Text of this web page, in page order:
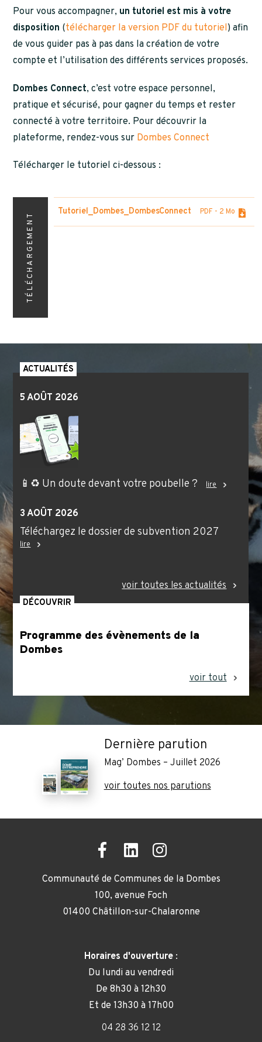
Pour vous accompagner, un tutoriel est mis à votre
disposition (télécharger la version PDF du tutoriel) afin
de vous guider pas à pas dans la création de votre
compte et l’utilisation des différents services proposés.
Dombes Connect, c’est votre espace personnel,
pratique et sécurisé, pour gagner du temps et rester
connecté à votre territoire. Pour découvrir la
plateforme, rendez-vous sur Dombes Connect
Télécharger le tutoriel ci-dessous :
TÉLÉCHARGEMENT
Tutoriel_Dombes_DombesConnect PDF - 2 Mo
ACTUALITÉS
5 AOÛT 2026
📱♻️ Un doute devant votre poubelle ? lire
3 AOÛT 2026
Téléchargez le dossier de subvention 2027
lire
voir toutes les actualités
DÉCOUVRIR
Programme des évènements de la
Dombes
voir tout
Dernière parution
Mag’ Dombes – Juillet 2026
voir toutes nos parutions
Communauté de Communes de la Dombes
100, avenue Foch
01400 Châtillon-sur-Chalaronne
Horaires d'ouverture :
Du lundi au vendredi
De 8h30 à 12h30
Et de 13h30 à 17h00
04 28 36 12 12